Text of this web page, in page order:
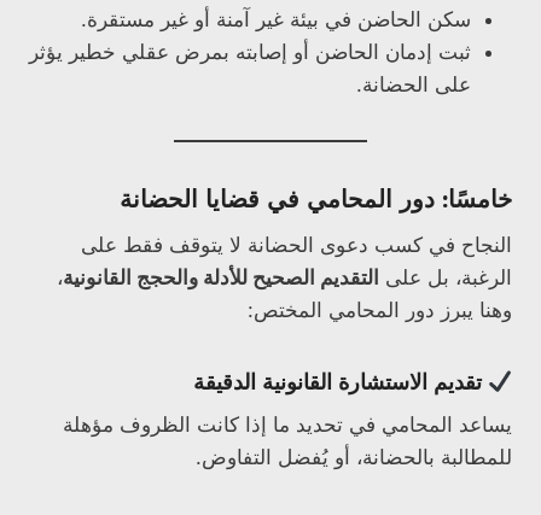
سكن الحاضن في بيئة غير آمنة أو غير مستقرة.
ثبت إدمان الحاضن أو إصابته بمرض عقلي خطير يؤثر
على الحضانة.
خامسًا: دور المحامي في قضايا الحضانة
النجاح في كسب دعوى الحضانة لا يتوقف فقط على
الرغبة، بل على التقديم الصحيح للأدلة والحجج القانونية،
وهنا يبرز دور المحامي المختص:
تقديم الاستشارة القانونية الدقيقة
يساعد المحامي في تحديد ما إذا كانت الظروف مؤهلة
للمطالبة بالحضانة، أو يُفضل التفاوض.